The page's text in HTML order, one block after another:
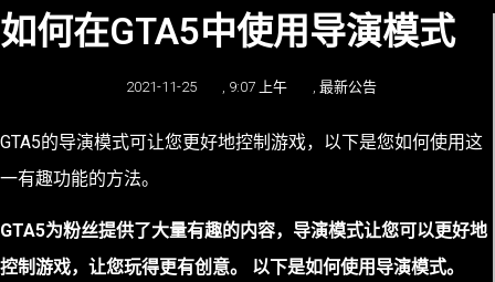
如何在GTA5中使用导演模式
2021-11-25 9:07 上午 最新公告
GTA5的导演模式可让您更好地控制游戏，以下是您如何使用这
一有趣功能的方法。
GTA5为粉丝提供了大量有趣的内容，导演模式让您可以更好地
控制游戏，让您玩得更有创意。
以下是如何使用导演模式。